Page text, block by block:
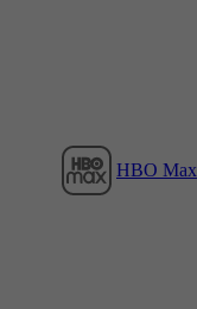
HBO Max